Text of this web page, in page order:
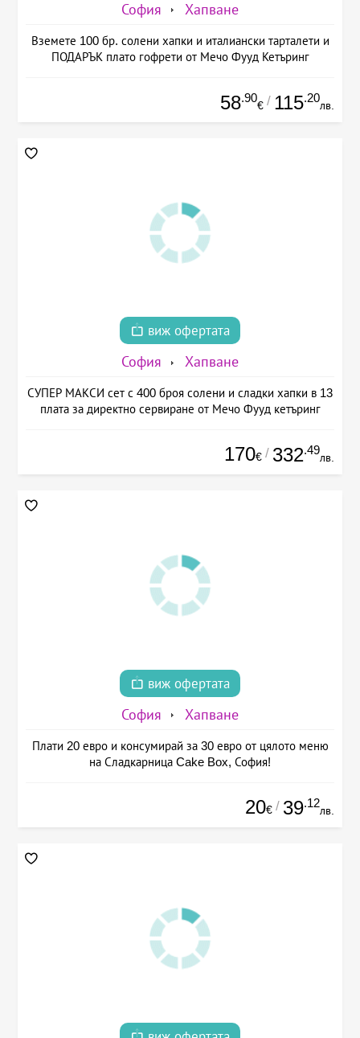
София Хапване
Вземете 100 бр. солени хапки и италиански тарталети и
ПОДАРЪК плато гофрети от Мечо Фууд Кетъринг
58.90
€ / 115.20
лв.
виж офертата
София Хапване
СУПЕР МАКСИ сет с 400 броя солени и сладки хапки в 13
плата за директно сервиране от Мечо Фууд кетъринг
170€ / 332.49
лв.
виж офертата
София Хапване
Плати 20 евро и консумирай за 30 евро от цялото меню
на Сладкарница Cake Box, София!
20€ / 39.12
лв.